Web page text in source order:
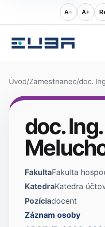
A− A+
Úvod/Zamestnanec/doc.
doc.
FakultaFakulta
KatedraKatedra
Pozíciadocent
Záznam osoby